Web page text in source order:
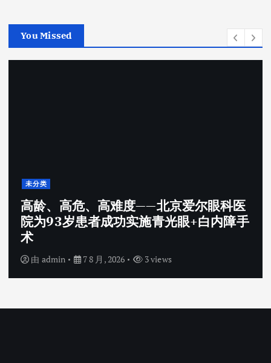
You Missed
未分类
高龄、高危、高难度——北京爱尔眼科医
院为93岁患者成功实施青光眼+白内障手
术
由 admin 7 8 月, 2026 3 views